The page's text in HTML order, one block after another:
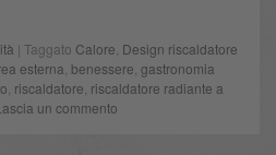
| Taggato Calore Design riscaldatore
esterna benessere gastronomia
riscaldatore riscaldatore radiante a
un commento